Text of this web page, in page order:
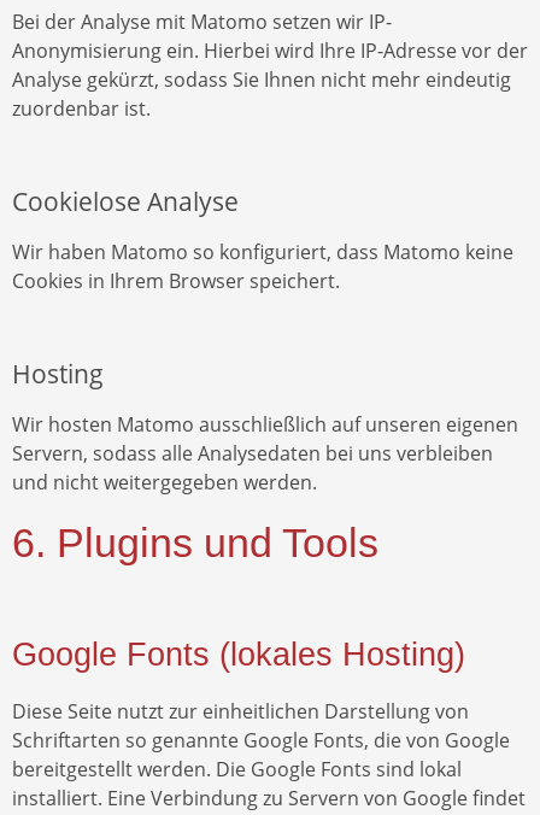
Bei der Analyse mit Matomo setzen wir IP-
Anonymisierung ein. Hierbei wird Ihre IP-Adresse vor der
Analyse gekürzt, sodass Sie Ihnen nicht mehr eindeutig
zuordenbar ist.
Cookielose Analyse
Wir haben Matomo so konfiguriert, dass Matomo keine
Cookies in Ihrem Browser speichert.
Hosting
Wir hosten Matomo ausschließlich auf unseren eigenen
Servern, sodass alle Analysedaten bei uns verbleiben
und nicht weitergegeben werden.
6. Plugins und Tools
Google Fonts (lokales Hosting)
Diese Seite nutzt zur einheitlichen Darstellung von
Schriftarten so genannte Google Fonts, die von Google
bereitgestellt werden. Die Google Fonts sind lokal
installiert. Eine Verbindung zu Servern von Google findet